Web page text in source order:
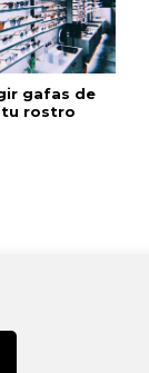
gafas de
tu rostro